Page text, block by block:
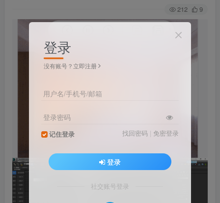
212 9
登录
没有账号？立即注册
用户名/手机号/邮箱
登录密码
记住登录 找回密码 | 免密登录
登录
社交账号登录